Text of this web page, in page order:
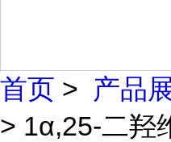
首页 > 产品
> 1α,25-二羟